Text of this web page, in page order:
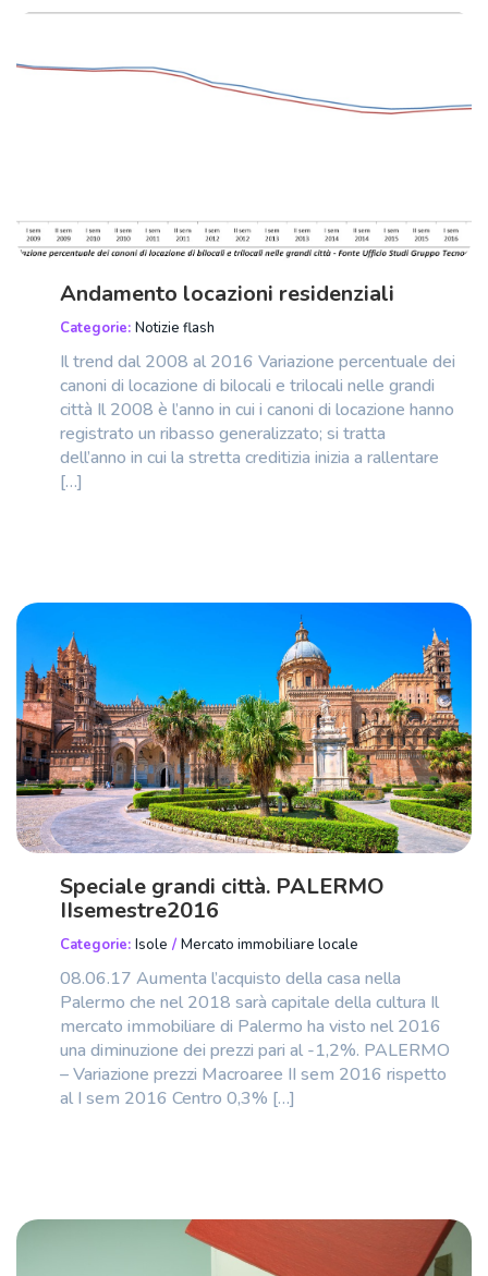
Andamento locazioni residenziali
Categorie: Notizie flash
Il trend dal 2008 al 2016 Variazione percentuale dei
canoni di locazione di bilocali e trilocali nelle grandi
città Il 2008 è l’anno in cui i canoni di locazione hanno
registrato un ribasso generalizzato; si tratta
dell’anno in cui la stretta creditizia inizia a rallentare
[…]
Speciale grandi città. PALERMO
IIsemestre2016
Categorie: Isole / Mercato immobiliare locale
08.06.17 Aumenta l’acquisto della casa nella
Palermo che nel 2018 sarà capitale della cultura Il
mercato immobiliare di Palermo ha visto nel 2016
una diminuzione dei prezzi pari al -1,2%. PALERMO
– Variazione prezzi Macroaree II sem 2016 rispetto
al I sem 2016 Centro 0,3% […]